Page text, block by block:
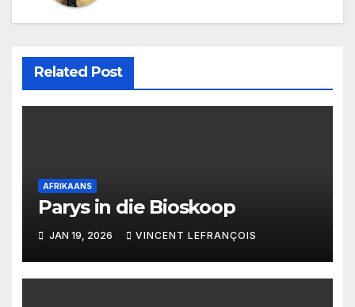
Related Post
AFRIKAANS
Parys in die Bioskoop
JAN 19, 2026 VINCENT LEFRANÇOIS